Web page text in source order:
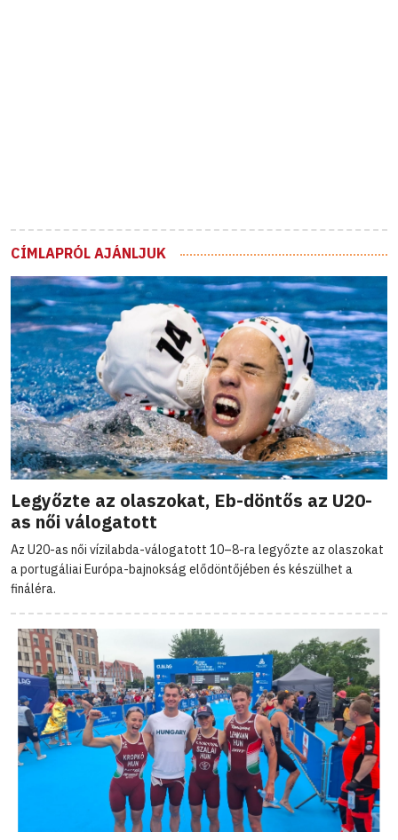
CÍMLAPRÓL AJÁNLJUK
Legyőzte az olaszokat, Eb-döntős az U20-
as női válogatott
Az U20-as női vízilabda-válogatott 10–8-ra legyőzte az olaszokat
a portugáliai Európa-bajnokság elődöntőjében és készülhet a
fináléra.